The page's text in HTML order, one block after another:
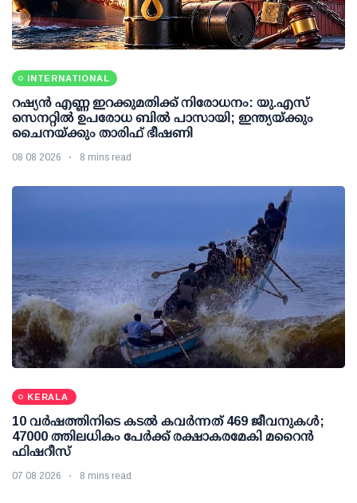
INTERNATIONAL
റഷ്യന്‍ എണ്ണ ഇറക്കുമതിക്ക് നിരോധനം: യു.എസ്
സെനറ്റില്‍ ഉപരോധ ബില്‍ പാസായി; ഇന്ത്യയ്ക്കും
ചൈനയ്ക്കും താരിഫ് ഭീഷണി
08 08 2026 8 mins read
KERALA
10 വര്‍ഷത്തിനിടെ കടല്‍ കവര്‍ന്നത് 469 ജീവനുകള്‍;
47000 ത്തിലധികം പേര്‍ക്ക് രക്ഷാകരമേകി മറൈന്‍
ഫിഷറീസ്
07 08 2026 8 mins read